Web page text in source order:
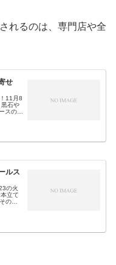
れるのは、専門店や全
せ
11月8
石や
スのそ
ルス
の火
立て
の舞